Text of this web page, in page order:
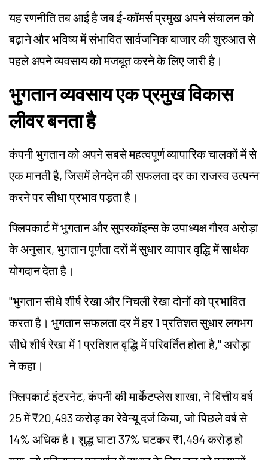
यह रणनीति तब आई है जब ई-कॉमर्स प्रमुख अपने संचालन को
बढ़ाने और भविष्य में संभावित सार्वजनिक बाजार की शुरुआत से
पहले अपने व्यवसाय को मजबूत करने के लिए जारी है।
भुगतान व्यवसाय एक प्रमुख विकास
लीवर बनता है
कंपनी भुगतान को अपने सबसे महत्वपूर्ण व्यापारिक चालकों में से
एक मानती है, जिसमें लेनदेन की सफलता दर का राजस्व उत्पन्न
करने पर सीधा प्रभाव पड़ता है।
फ्लिपकार्ट में भुगतान और सुपरकॉइन्स के उपाध्यक्ष गौरव अरोड़ा
के अनुसार, भुगतान पूर्णता दरों में सुधार व्यापार वृद्धि में सार्थक
योगदान देता है।
"भुगतान सीधे शीर्ष रेखा और निचली रेखा दोनों को प्रभावित
करता है। भुगतान सफलता दर में हर 1 प्रतिशत सुधार लगभग
सीधे शीर्ष रेखा में 1 प्रतिशत वृद्धि में परिवर्तित होता है," अरोड़ा
ने कहा।
फ्लिपकार्ट इंटरनेट, कंपनी की मार्केटप्लेस शाखा, ने वित्तीय वर्ष
25 में ₹20,493 करोड़ का रेवेन्यू दर्ज किया, जो पिछले वर्ष से
14% अधिक है। शुद्ध घाटा 37% घटकर ₹1,494 करोड़ हो